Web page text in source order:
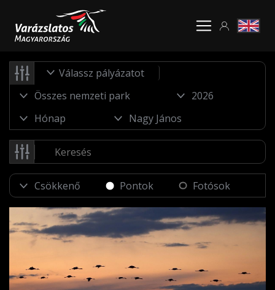
Válassz pályázatot
Pontok Fotósok